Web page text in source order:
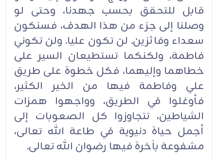
قابل للتحقق بحسب جهدنا، وحتى لو
وصلنا إلى جزء من هذا الهدف، فسنكون
سعداء وفائزين. لن تكون عليا. ولن تكوني
فاطمة، ولكنكما تستطيعان السير على
خطاهما وإليهما، فكل خطوة على طريق
علي وفاطمة فيها من الخير الكثير،
فأوغلوا في الطريق، وواجهوا همزات
الشياطين، تتجاوزوا كل الصعوبات إلى
أجمل حياة دنيوية في طاعة الله تعالى،
مشفوعة بآخرة فيها رضوان الله تعالى.